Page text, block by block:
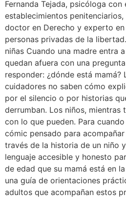
Fernanda Tejada, psicóloga con
establecimientos
doctor en Derecho y experto
personas privadas de la
niñas Cuando una madre entra
quedan afuera con una
responder: ¿dónde está mamá?
cuidadores no saben cómo
por el silencio o por historias
derrumban. Los niños, mientras
con lo que pueden. Para
cómic pensado para
través de la historia de un niño
lenguaje accesible y honesto
de edad que su mamá está en
una guía de orientaciones
adultos que acompañan estos